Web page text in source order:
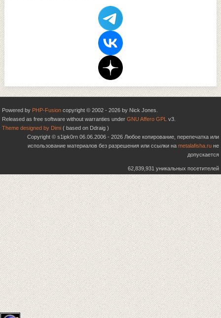
Powered by PHP-Fusion copyright © 2002 - 2026 by Nick Jones.
Released as free software without warranties under GNU Affero GPL v3.
Theme designed by Dimi ( based on Ddraig )
Copyright © s1ipk0rn 06.06.2006 - 2026 Любое копирование, перепечатка или
использование материалов без разрешения или ссылки на metalafisha.ru не
допускается
62,839,931 уникальных посетителей